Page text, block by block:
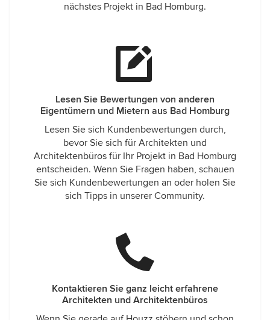
nächstes Projekt in Bad Homburg.
Lesen Sie Bewertungen von anderen
Eigentümern und Mietern aus Bad Homburg
Lesen Sie sich Kundenbewertungen durch,
bevor Sie sich für Architekten und
Architektenbüros für Ihr Projekt in Bad Homburg
entscheiden. Wenn Sie Fragen haben, schauen
Sie sich Kundenbewertungen an oder holen Sie
sich Tipps in unserer Community.
Kontaktieren Sie ganz leicht erfahrene
Architekten und Architektenbüros